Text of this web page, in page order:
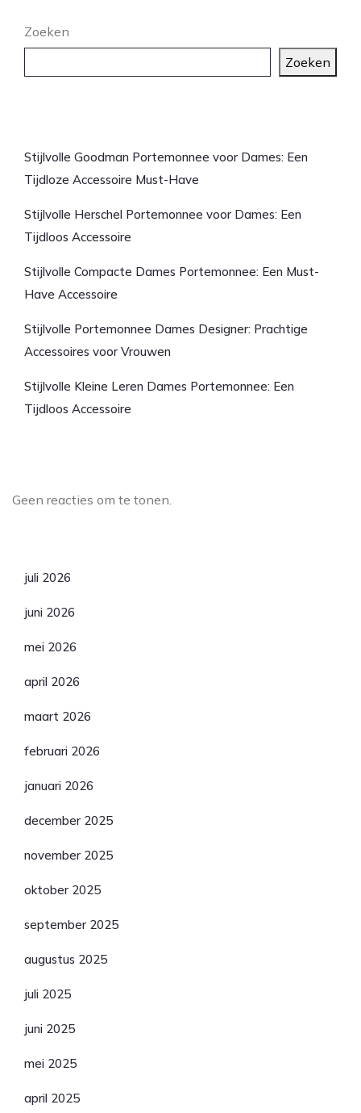
Zoeken
Zoeken
Stijlvolle Goodman Portemonnee voor Dames: Een
Tijdloze Accessoire Must-Have
Stijlvolle Herschel Portemonnee voor Dames: Een
Tijdloos Accessoire
Stijlvolle Compacte Dames Portemonnee: Een Must-
Have Accessoire
Stijlvolle Portemonnee Dames Designer: Prachtige
Accessoires voor Vrouwen
Stijlvolle Kleine Leren Dames Portemonnee: Een
Tijdloos Accessoire
Geen reacties om te tonen.
juli 2026
juni 2026
mei 2026
april 2026
maart 2026
februari 2026
januari 2026
december 2025
november 2025
oktober 2025
september 2025
augustus 2025
juli 2025
juni 2025
mei 2025
april 2025